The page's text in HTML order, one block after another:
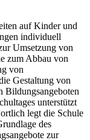
auf Kinder und
individuell
Umsetzung von
zum Abbau von
von
Gestaltung von
Bildungsangeboten
unterstützt
legt die Schule
des
zur